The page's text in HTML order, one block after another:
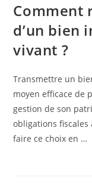
Comment
d’un bien
vivant ?
Transmettre un
moyen efficace de
gestion de son
obligations
faire ce choix en …